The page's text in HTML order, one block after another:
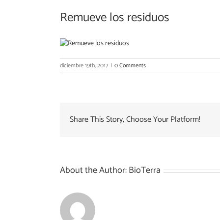
Remueve los residuos
diciembre 19th, 2017 | 0 Comments
Share This Story, Choose Your Platform!
About the Author:BioTerra